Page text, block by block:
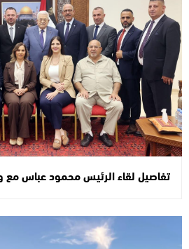
تفاصيل لقاء الرئيس محمود عباس مع